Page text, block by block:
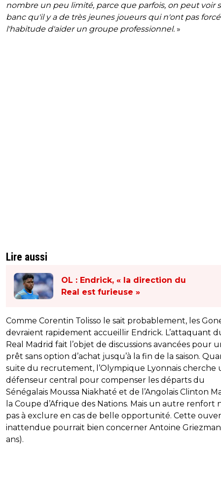
nombre un peu limité, parce que parfois, on peut voir
banc qu'il y a de très jeunes joueurs qui n'ont pas
l'habitude d'aider un groupe professionnel. »
Lire aussi
OL : Endrick, « la direction du
Real est furieuse »
Comme Corentin Tolisso le sait probablement, les
devraient rapidement accueillir Endrick. L’attaquant
Real Madrid fait l’objet de discussions avancées pour
prêt sans option d’achat jusqu’à la fin de la saison.
suite du recrutement, l’Olympique Lyonnais cherche
défenseur central pour compenser les départs du
Sénégalais Moussa Niakhaté et de l’Angolais Clinton
la Coupe d’Afrique des Nations. Mais un autre renfort
pas à exclure en cas de belle opportunité. Cette
inattendue pourrait bien concerner Antoine
ans).